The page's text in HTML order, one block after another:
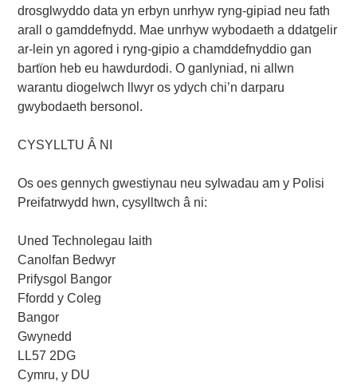
drosglwyddo data yn erbyn unrhyw ryng-gipiad neu fath
arall o gamddefnydd. Mae unrhyw wybodaeth a ddatgelir
ar-lein yn agored i ryng-gipio a chamddefnyddio gan
bartïon heb eu hawdurdodi. O ganlyniad, ni allwn
warantu diogelwch llwyr os ydych chi’n darparu
gwybodaeth bersonol.
CYSYLLTU Â NI
Os oes gennych gwestiynau neu sylwadau am y Polisi
Preifatrwydd hwn, cysylltwch â ni:
Uned Technolegau Iaith
Canolfan Bedwyr
Prifysgol Bangor
Ffordd y Coleg
Bangor
Gwynedd
LL57 2DG
Cymru, y DU